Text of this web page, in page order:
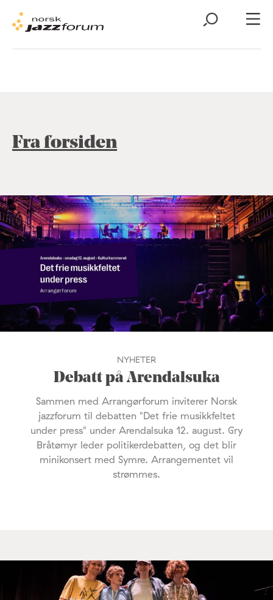
Fra forsiden
NYHETER
Debatt på Arendalsuka
Sammen med Arrangørforum inviterer Norsk
jazzforum til debatten "Det frie musikkfeltet
under press" under Arendalsuka 12. august. Gry
Bråtømyr leder politikerdebatten, og det blir
minikonsert med Symre. Arrangementet vil
strømmes.